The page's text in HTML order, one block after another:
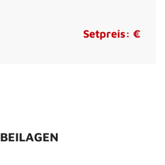
Setpreis: €
BEILAGEN